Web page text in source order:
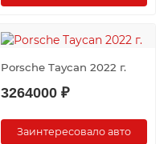
Porsche Taycan 2022 г.
3264000 ₽
Заинтересовало авто